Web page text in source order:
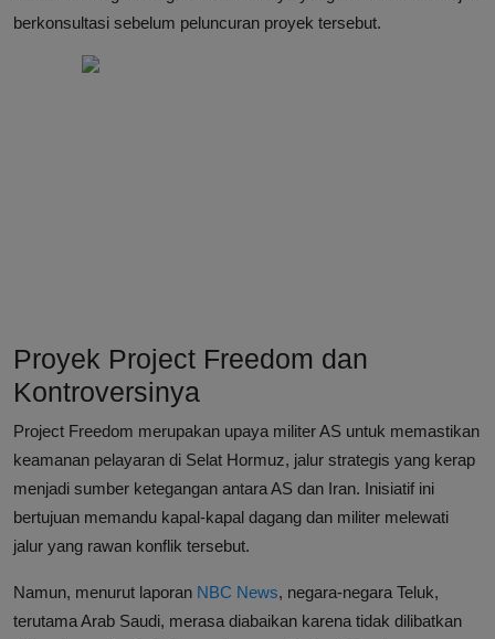
berkonsultasi sebelum peluncuran proyek tersebut.
Proyek Project Freedom dan
Kontroversinya
Project Freedom merupakan upaya militer AS untuk memastikan
keamanan pelayaran di Selat Hormuz, jalur strategis yang kerap
menjadi sumber ketegangan antara AS dan Iran. Inisiatif ini
bertujuan memandu kapal-kapal dagang dan militer melewati
jalur yang rawan konflik tersebut.
Namun, menurut laporan NBC News, negara-negara Teluk,
terutama Arab Saudi, merasa diabaikan karena tidak dilibatkan